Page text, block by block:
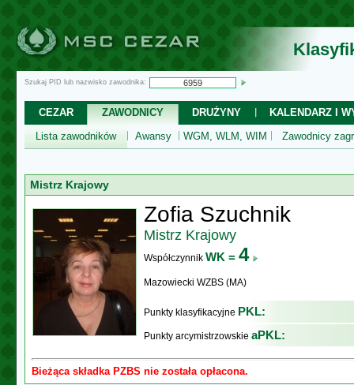
Szukaj PID lub nazwisko zawodnika:
CEZAR ZAWODNICY DRUŻYNY
KALENDARZ I
Lista zawodników
Awansy WGM, WLM, WIM Zawodnicy
Mistrz Krajowy
Zofia Szuchnik
Mistrz Krajowy
Współczynnik WK = 4
Mazowiecki WZBS (MA)
Punkty klasyfikacyjne PKL:
Punkty arcymistrzowskie aPKL:
Bieżąca składka PZBS nie została opłacona.